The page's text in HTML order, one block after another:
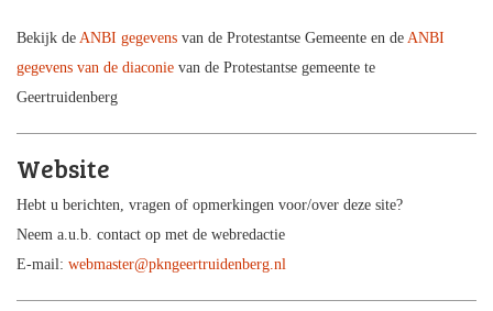
Bekijk de ANBI gegevens van de Protestantse Gemeente en de ANBI
gegevens van de diaconie van de Protestantse gemeente te
Geertruidenberg
Website
Hebt u berichten, vragen of opmerkingen voor/over deze site?
Neem a.u.b. contact op met de webredactie
E-mail: webmaster@pkngeertruidenberg.nl